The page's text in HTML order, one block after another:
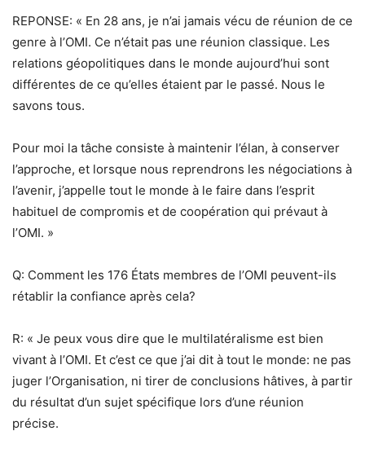
REPONSE: « En 28 ans, je n’ai jamais vécu de réunion de ce
genre à l’OMI. Ce n’était pas une réunion classique. Les
relations géopolitiques dans le monde aujourd’hui sont
différentes de ce qu’elles étaient par le passé. Nous le
savons tous.
Pour moi la tâche consiste à maintenir l’élan, à conserver
l’approche, et lorsque nous reprendrons les négociations à
l’avenir, j’appelle tout le monde à le faire dans l’esprit
habituel de compromis et de coopération qui prévaut à
l’OMI. »
Q: Comment les 176 États membres de l’OMI peuvent-ils
rétablir la confiance après cela?
R: « Je peux vous dire que le multilatéralisme est bien
vivant à l’OMI. Et c’est ce que j’ai dit à tout le monde: ne pas
juger l’Organisation, ni tirer de conclusions hâtives, à partir
du résultat d’un sujet spécifique lors d’une réunion
précise.